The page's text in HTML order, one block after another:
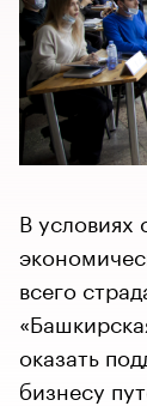
В
всего
оказать
бизнесу